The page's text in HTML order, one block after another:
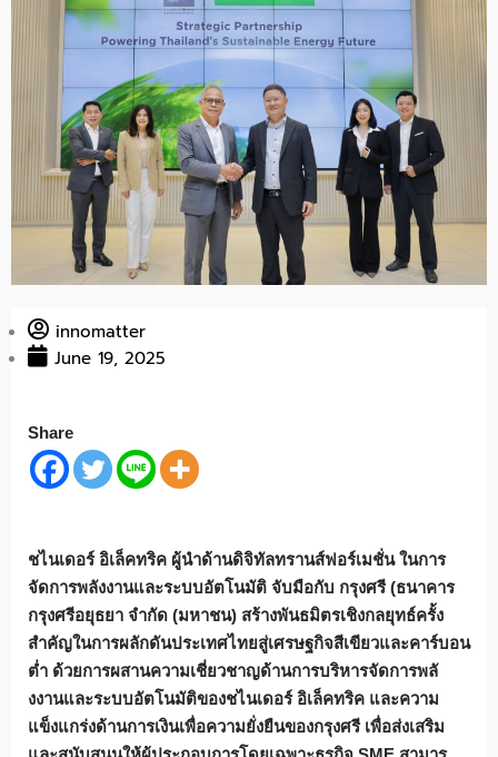
innomatter
June 19, 2025
Share
ชไนเดอร์ อิเล็คทริค ผู้นำด้านดิจิทัลทรานส์ฟอร์เมชั่น ในการ
จัดการพลังงานและระบบอัตโนมัติ จับมือกับ กรุงศรี(ธนาคาร
กรุงศรีอยุธยา จำกัด (มหาชน) สร้างพันธมิตรเชิงกลยุทธ์ครั้ง
สำคัญในการผลักดันประเทศไทยสู่เศรษฐกิจสีเขียวและคาร์บอน
ต่ำ ด้วยการผสานความเชี่ยวชาญด้านการบริหารจัดการพลั
งงานและระบบอัตโนมัติของชไนเดอร์ อิเล็คทริค และความ
แข็งแกร่งด้านการเงินเพื่อความยั่งยืนของกรุงศรี เพื่อส่งเสริม